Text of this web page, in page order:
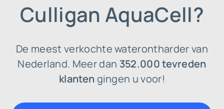
Culligan AquaCell?
De meest verkochte waterontharder van
Nederland. Meer dan 352.000 tevreden
klanten gingen u voor!